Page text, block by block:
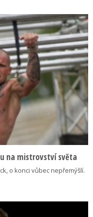
na mistrovství světa
o konci vůbec nepřemýšlí.